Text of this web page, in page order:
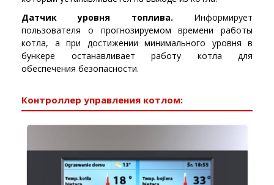
Датчик уровня топлива. Информирует
пользователя о прогнозируемом времени работы
котла, а при достижении минимального уровня в
бункере останавливает работу котла для
обеспечения безопасности.
Контроллер управления котлом: